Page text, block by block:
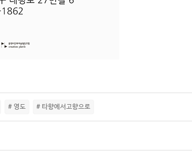
# 영도 # 타향에서고향으로